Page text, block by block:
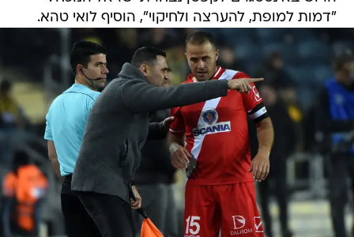
"דמות למופת, להערצה ולחיקוי", הוסיף לואי טהא.